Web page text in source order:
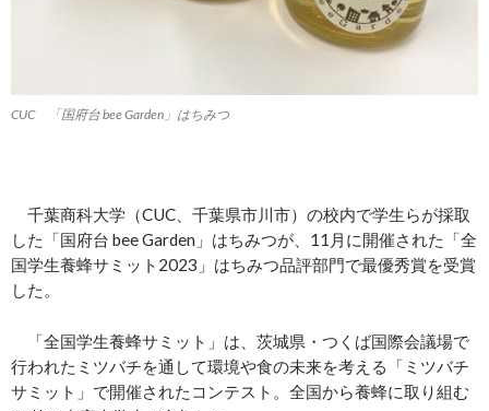
CUC 「国府台 bee Garden」はちみつ
千葉商科大学（CUC、千葉県市川市）の校内で学生らが採取
した「国府台 bee Garden」はちみつが、11月に開催された「全
国学生養蜂サミット2023」はちみつ品評部門で最優秀賞を受賞
した。
「全国学生養蜂サミット」は、茨城県・つくば国際会議場で
行われたミツバチを通して環境や食の未来を考える「ミツバチ
サミット」で開催されたコンテスト。全国から養蜂に取り組む